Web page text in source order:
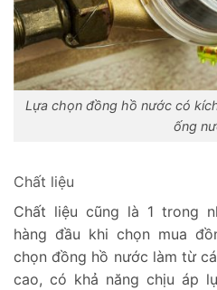
Lựa chọn đồng hồ nước có
ống
Chất liệu
Chất liệu cũng là 1 trong
hàng đầu khi chọn mua
chọn đồng hồ nước làm từ
cao, có khả năng chịu áp